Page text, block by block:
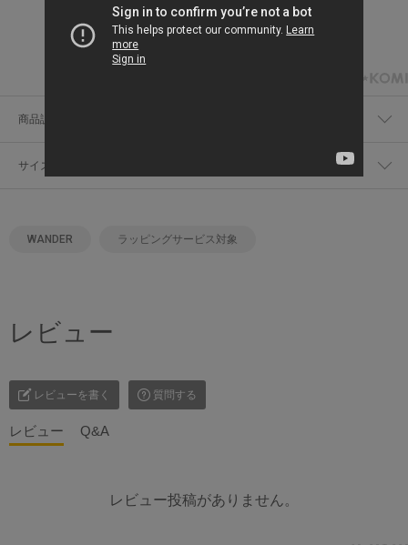
商品説明
サイズ・幅
WANDER ラッピングサービス対象
レビュー
レビューを書く 質問する
レビュー Q&A
レビュー投稿がありません。